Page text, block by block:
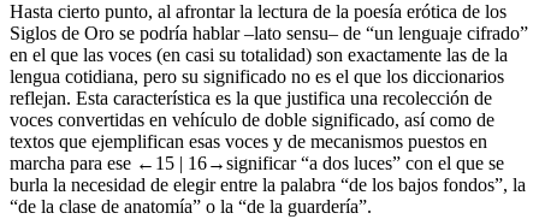
Hasta cierto punto, al afrontar la lectura de la poesía erótica de los
Siglos de Oro se podría hablar –lato sensu– de “un lenguaje cifrado”
en el que las voces (en casi su totalidad) son exactamente las de la
lengua cotidiana, pero su significado no es el que los diccionarios
reflejan. Esta característica es la que justifica una recolección de
voces convertidas en vehículo de doble significado, así como de
textos que ejemplifican esas voces y de mecanismos puestos en
marcha para ese ←15 | 16→significar “a dos luces” con el que se
burla la necesidad de elegir entre la palabra “de los bajos fondos”, la
“de la clase de anatomía” o la “de la guardería”.